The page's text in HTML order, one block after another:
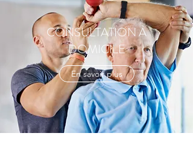
CONSULTATION À
DOMICILE
En savoir plus